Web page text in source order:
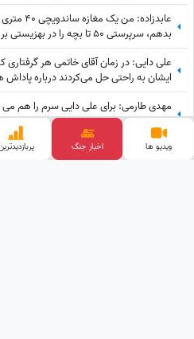
بدهم، سرپرستی 50 تا بچه را در بهزیستی بر عهده دارم و...
علی دایی: در زمان آقای خاتمی هر
ایشان به راحتی حل می‌کردند درباره
مهدی طارمی: برای علی دایی سرم را هم
....
یادی کنیم از کنایه تند علی دایی بعد از
گذشته پادشاهان دلقک‌هایی داشتند که
ویدیو ها اخبار جنگ